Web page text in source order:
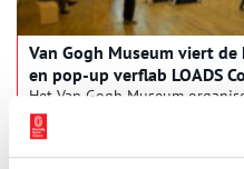
Van Gogh Museum viert
en pop-up verflab LOADS
Het Van Gogh Museum
activiteiten rondom de
Goghs lievelingskleur.
avond met yoga en kunst in